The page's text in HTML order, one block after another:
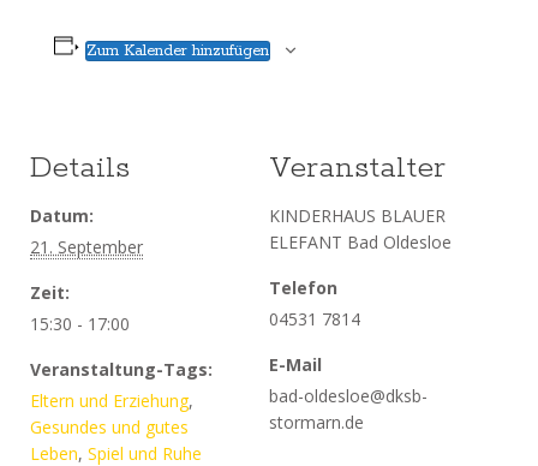
Zum Kalender hinzufügen
Details
Datum:
21. September
Zeit:
15:30 - 17:00
Veranstaltung-Tags:
Eltern und Erziehung,
Gesundes und gutes
Leben, Spiel und Ruhe
Veranstalter
KINDERHAUS BLAUER
ELEFANT Bad Oldesloe
Telefon
04531 7814
E-Mail
bad-oldesloe@dksb-
stormarn.de